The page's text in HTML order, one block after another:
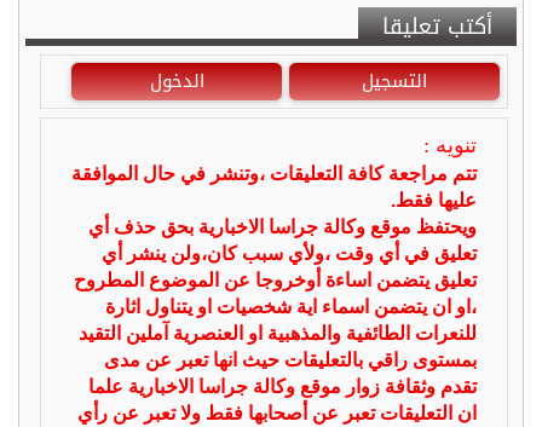
أكتب تعليقا
التسجيل الدخول
تنويه :
تتم مراجعة كافة التعليقات ،وتنشر في حال الموافقة
عليها فقط.
ويحتفظ موقع وكالة جراسا الاخبارية بحق حذف أي
تعليق في أي وقت ،ولأي سبب كان،ولن ينشر أي
تعليق يتضمن اساءة أوخروجا عن الموضوع المطروح
،او ان يتضمن اسماء اية شخصيات او يتناول اثارة
للنعرات الطائفية والمذهبية او العنصرية آملين التقيد
بمستوى راقي بالتعليقات حيث انها تعبر عن مدى
تقدم وثقافة زوار موقع وكالة جراسا الاخبارية علما
ان التعليقات تعبر عن أصحابها فقط ولا تعبر عن رأي